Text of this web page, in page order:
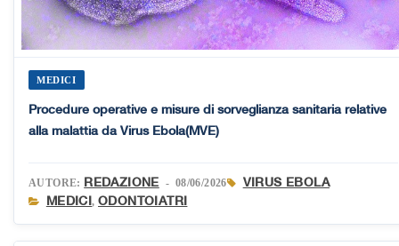
MEDICI
Procedure operative e misure di sorveglianza sanitaria relative
alla malattia da Virus Ebola(MVE)
AUTORE: REDAZIONE - 08/06/2026
VIRUS EBOLA
MEDICI,ODONTOIATRI